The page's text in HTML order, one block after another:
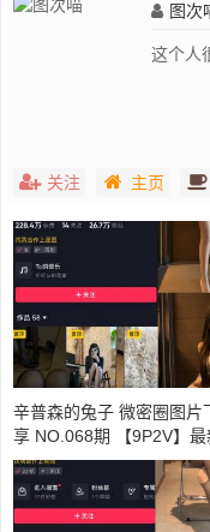
图次
这个人
关注 主页
辛普森的兔子 微密圈图片
享 NO.068期 【9P2V】最
2025.1.12